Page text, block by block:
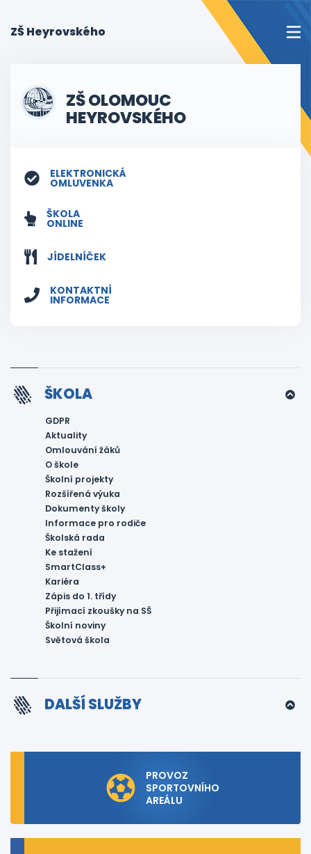
ZŠ Heyrovského
ZŠ OLOMOUC
HEYROVSKÉHO
ELEKTRONICKÁ
OMLUVENKA
ŠKOLA
ONLINE
JÍDELNÍČEK
KONTAKTNÍ
INFORMACE
ŠKOLA
GDPR
Aktuality
Omlouvání žáků
O škole
Školní projekty
Rozšířená výuka
Dokumenty školy
Informace pro rodiče
Školská rada
Ke stažení
SmartClass+
Kariéra
Zápis do 1. třídy
Přijímací zkoušky na SŠ
Školní noviny
Světová škola
DALŠÍ SLUŽBY
PROVOZ
SPORTOVNÍHO
AREÁLU